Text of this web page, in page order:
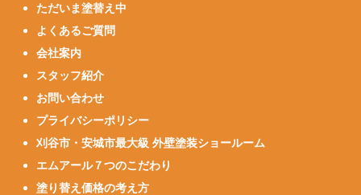
ただいま塗替え中
よくあるご質問
会社案内
スタッフ紹介
お問い合わせ
プライバシーポリシー
刈谷市・安城市最大級 外壁塗装ショールーム
エムアール７つのこだわり
塗り替え価格の考え方